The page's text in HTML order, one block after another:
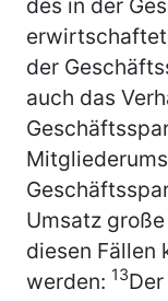
der
auch das
Umsatz
diesen Fällen
werden: 13